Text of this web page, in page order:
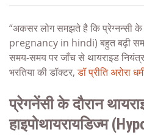
“अकसर लोग समझते है कि प्रेग्नन्सी
pregnancy in hindi) बहुत बढ़ी
समय-समय पर जाँच से थायराइड
भरतिया की डॉक्टर,डॉ प्रीति अरोरा
प्रेगनेंसी के दौरान
हाइपोथायरायडिज्म